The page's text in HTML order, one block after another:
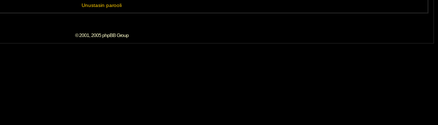
Unustasin parooli
© 2001, 2005 phpBB Group